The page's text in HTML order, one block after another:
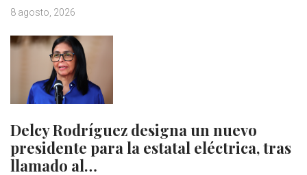
8 agosto, 2026
Delcy Rodríguez designa un nuevo
presidente para la estatal eléctrica, tras
llamado al…